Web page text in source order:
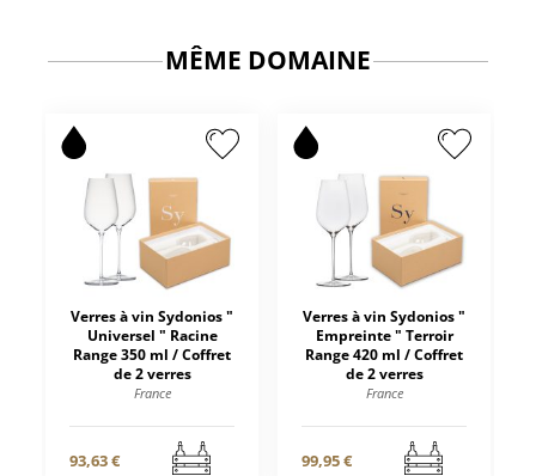
MÊME DOMAINE
Verres à vin Sydonios "
Universel " Racine
Range 350 ml / Coffret
de 2 verres
France
93,63 €
Verres à vin Sydonios "
Empreinte " Terroir
Range 420 ml / Coffret
de 2 verres
France
99,95 €